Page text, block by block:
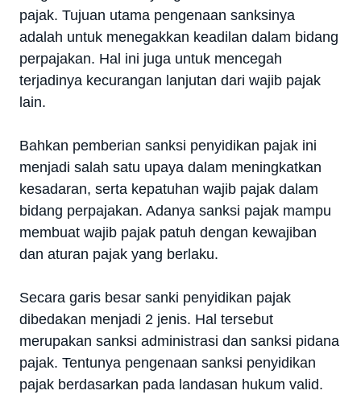
pajak. Tujuan utama pengenaan sanksinya
adalah untuk menegakkan keadilan dalam bidang
perpajakan. Hal ini juga untuk mencegah
terjadinya kecurangan lanjutan dari wajib pajak
lain.
Bahkan pemberian sanksi penyidikan pajak ini
menjadi salah satu upaya dalam meningkatkan
kesadaran, serta kepatuhan wajib pajak dalam
bidang perpajakan. Adanya sanksi pajak mampu
membuat wajib pajak patuh dengan kewajiban
dan aturan pajak yang berlaku.
Secara garis besar sanki penyidikan pajak
dibedakan menjadi 2 jenis. Hal tersebut
merupakan sanksi administrasi dan sanksi pidana
pajak. Tentunya pengenaan sanksi penyidikan
pajak berdasarkan pada landasan hukum valid.